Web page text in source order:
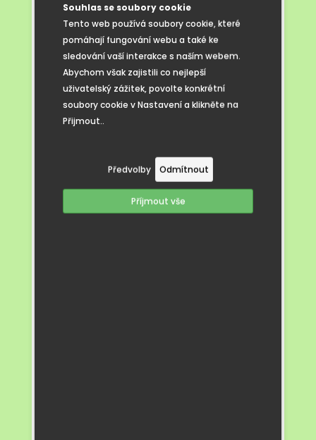
Souhlas se soubory cookie
Tento web používá soubory cookie, které
pomáhají fungování webu a také ke
sledování vaší interakce s naším webem.
Abychom však zajistili co nejlepší
uživatelský zážitek, povolte konkrétní
soubory cookie v Nastavení a klikněte na
Přijmout..
Předvolby Odmítnout
Příjmout vše
Modrohorského turnaje za pozvání
do obce Kobylí, za zajištění kvalitního
a příjemného zázemí pro všechny týmy
a rovněž za to, že se žáci napříč školami
a naším regionem mohou společně
věnovat tomu, co milují.